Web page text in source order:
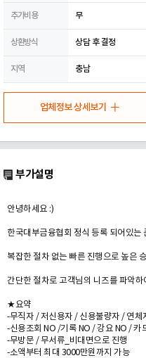
추가비용 무
상환방식 상담 후 결정
지역 충남
업체정보 상세보기
부가설명
안녕하세요 :)
한국대부금융협회 정식 등록 되어있는
복잡한 절차 없는 빠른 진행으로 높은
간단한 절차로 고객님의 니즈를 파악
★요약
-무직자 / 저신용자 / 신용불량자 / 연체
-신용조회 NO /기록 NO / 강요 NO / 카
-무방문 / 무서류_비대면으로 진행
-소액부터 최대 3000만원까지 가능